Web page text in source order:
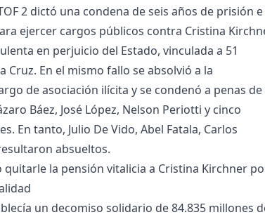
2 dictó una condena de seis años de prisión e
ejercer cargos públicos contra Cristina
en perjuicio del Estado, vinculada a 51
Cruz. En el mismo fallo se absolvió a la
de asociación ilícita y se condenó a penas de
Báez, José López, Nelson Periotti y cinco
En tanto, Julio De Vido, Abel Fatala, Carlos
absueltos.
la pensión vitalicia a Cristina Kirchner
un decomiso solidario de 84.835 millones